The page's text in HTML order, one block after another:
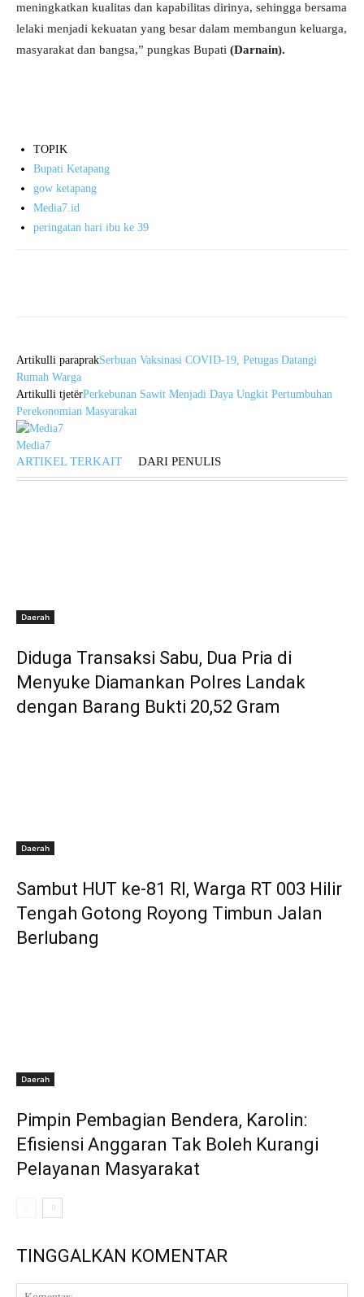
meningkatkan kualitas dan kapabilitas dirinya, sehingga bersama
lelaki menjadi kekuatan yang besar dalam membangun keluarga,
masyarakat dan bangsa,” pungkas Bupati (Darnain).
TOPIK
Bupati Ketapang
gow ketapang
Media7.id
peringatan hari ibu ke 39
Artikulli paraprakSerbuan Vaksinasi COVID-19, Petugas Datangi
Rumah Warga
Artikulli tjetërPerkebunan Sawit Menjadi Daya Ungkit Pertumbuhan
Perekonomian Masyarakat
Media7
ARTIKEL TERKAIT DARI PENULIS
Daerah
Diduga Transaksi Sabu, Dua Pria di
Menyuke Diamankan Polres Landak
dengan Barang Bukti 20,52 Gram
Daerah
Sambut HUT ke-81 RI, Warga RT 003 Hilir
Tengah Gotong Royong Timbun Jalan
Berlubang
Daerah
Pimpin Pembagian Bendera, Karolin:
Efisiensi Anggaran Tak Boleh Kurangi
Pelayanan Masyarakat
TINGGALKAN KOMENTAR